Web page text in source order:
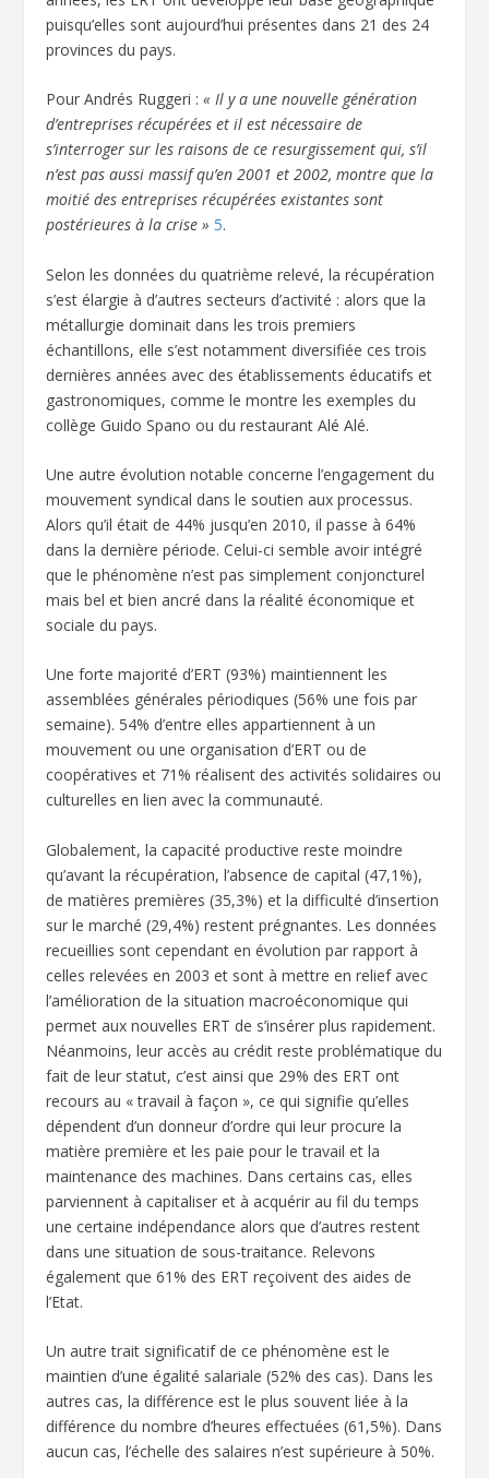
puisqu’elles sont aujourd’hui présentes dans 21 des 24
provinces du pays.
Pour Andrés Ruggeri : « Il y a une nouvelle génération
d’entreprises récupérées et il est nécessaire de
s’interroger sur les raisons de ce resurgissement qui, s’il
n’est pas aussi massif qu’en 2001 et 2002, montre que la
moitié des entreprises récupérées existantes sont
postérieures à la crise » 5.
Selon les données du quatrième relevé, la récupération
s’est élargie à d’autres secteurs d’activité : alors que la
métallurgie dominait dans les trois premiers
échantillons, elle s’est notamment diversifiée ces trois
dernières années avec des établissements éducatifs et
gastronomiques, comme le montre les exemples du
collège Guido Spano ou du restaurant Alé Alé.
Une autre évolution notable concerne l’engagement du
mouvement syndical dans le soutien aux processus.
Alors qu’il était de 44% jusqu’en 2010, il passe à 64%
dans la dernière période. Celui-ci semble avoir intégré
que le phénomène n’est pas simplement conjoncturel
mais bel et bien ancré dans la réalité économique et
sociale du pays.
Une forte majorité d’ERT (93%) maintiennent les
assemblées générales périodiques (56% une fois par
semaine). 54% d’entre elles appartiennent à un
mouvement ou une organisation d’ERT ou de
coopératives et 71% réalisent des activités solidaires ou
culturelles en lien avec la communauté.
Globalement, la capacité productive reste moindre
qu’avant la récupération, l’absence de capital (47,1%),
de matières premières (35,3%) et la difficulté d’insertion
sur le marché (29,4%) restent prégnantes. Les données
recueillies sont cependant en évolution par rapport à
celles relevées en 2003 et sont à mettre en relief avec
l’amélioration de la situation macroéconomique qui
permet aux nouvelles ERT de s’insérer plus rapidement.
Néanmoins, leur accès au crédit reste problématique du
fait de leur statut, c’est ainsi que 29% des ERT ont
recours au « travail à façon », ce qui signifie qu’elles
dépendent d’un donneur d’ordre qui leur procure la
matière première et les paie pour le travail et la
maintenance des machines. Dans certains cas, elles
parviennent à capitaliser et à acquérir au fil du temps
une certaine indépendance alors que d’autres restent
dans une situation de sous-traitance. Relevons
également que 61% des ERT reçoivent des aides de
l’Etat.
Un autre trait significatif de ce phénomène est le
maintien d’une égalité salariale (52% des cas). Dans les
autres cas, la différence est le plus souvent liée à la
différence du nombre d’heures effectuées (61,5%). Dans
aucun cas, l’échelle des salaires n’est supérieure à 50%.